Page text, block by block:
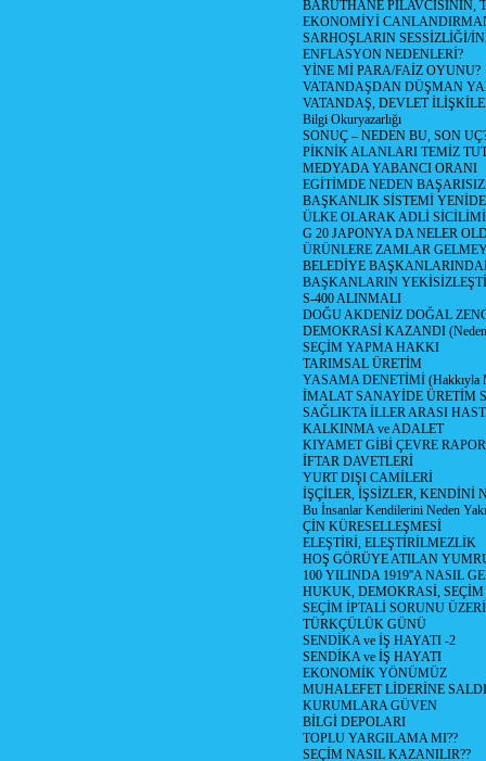
BARUTHANE PİLAVCISININ,
EKONOMİYİ
SARHOŞLARIN SESSİZLİĞİ/
ENFLASYON NEDENLERİ?
YİNE Mİ PARA/FAİZ OYUNU?
VATANDAŞDAN DÜŞMAN
VATANDAŞ, DEVLET
Bilgi Okuryazarlığı
SONUÇ – NEDEN BU, SON
PİKNİK ALANLARI TEMİZ
MEDYADA YABANCI ORANI
EGİTİMDE NEDEN
BAŞKANLIK SİSTEMİ
ÜLKE OLARAK ADLİ
G 20 JAPONYA DA NELER
ÜRÜNLERE ZAMLAR
BELEDİYE
BAŞKANLARIN
S-400 ALINMALI
DOĞU AKDENİZ DOĞAL
DEMOKRASİ KAZANDI (Neden
SEÇİM YAPMA HAKKI
TARIMSAL ÜRETİM
YASAMA DENETİMİ (Hakkıyla
İMALAT SANAYİDE ÜRETİM
SAĞLIKTA İLLER ARASI
KALKINMA ve ADALET
KIYAMET GİBİ ÇEVRE
İFTAR DAVETLERİ
YURT DIŞI CAMİLERİ
İŞÇİLER, İŞSİZLER, KENDİNİ
Bu İnsanlar Kendilerini Neden
ÇİN KÜRESELLEŞMESİ
ELEŞTİRİ, ELEŞTİRİLMEZLİK
HOŞ GÖRÜYE ATILAN
100 YILINDA 1919''A NASIL
HUKUK, DEMOKRASİ, SEÇİM
SEÇİM İPTALİ SORUNU
TÜRKÇÜLÜK GÜNÜ
SENDİKA ve İŞ HAYATI -2
SENDİKA ve İŞ HAYATI
EKONOMİK YÖNÜMÜZ
MUHALEFET LİDERİNE
KURUMLARA GÜVEN
BİLGİ DEPOLARI
TOPLU YARGILAMA MI??
SEÇİM NASIL KAZANILIR??